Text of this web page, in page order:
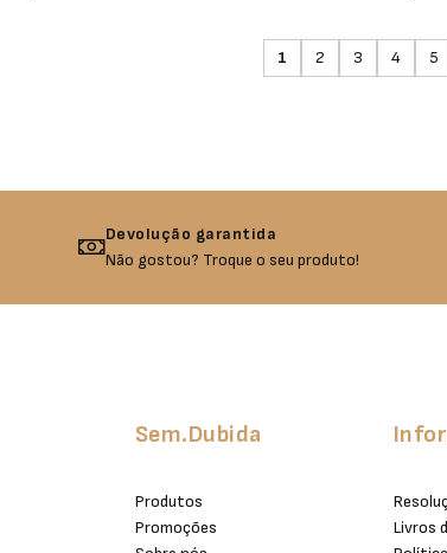
1 2 3 4 5
Devolução garantida
Não gostou? Troque o seu produto!
Sem.Dubida
Produtos
Promoções
Livros